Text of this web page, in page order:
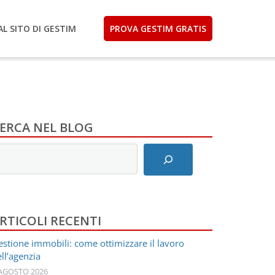
SITO DI GESTIM PROVA GESTIM GRATIS
NEL BLOG
RECENTI
immobili: come ottimizzare il lavoro
2026